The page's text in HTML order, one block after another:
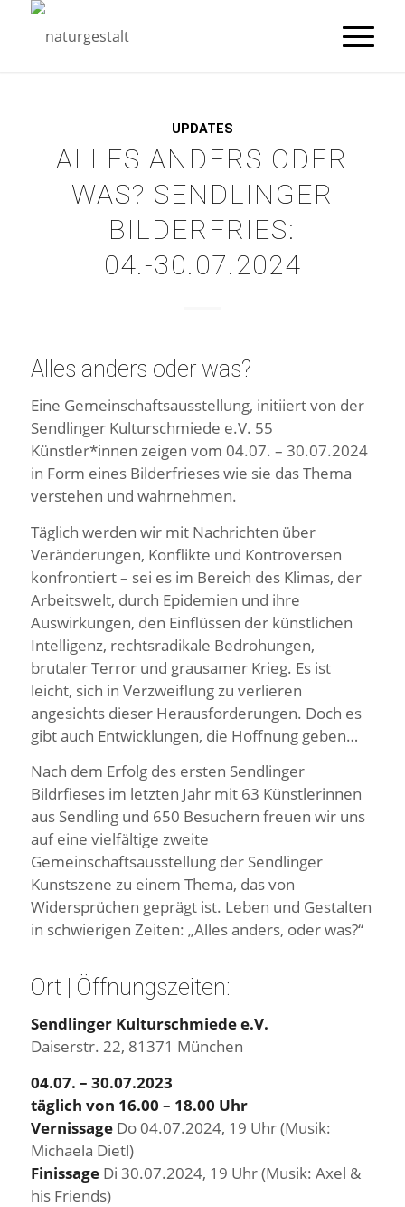
UPDATES
ALLES ANDERS ODER
WAS? SENDLINGER
BILDERFRIES:
04.-30.07.2024
Alles anders oder was?
Eine Gemeinschaftsausstellung, initiiert von der
Sendlinger Kulturschmiede e.V. 55
Künstler*innen zeigen vom 04.07. – 30.07.2024
in Form eines Bilderfrieses wie sie das Thema
verstehen und wahrnehmen.
Täglich werden wir mit Nachrichten über
Veränderungen, Konflikte und Kontroversen
konfrontiert – sei es im Bereich des Klimas, der
Arbeitswelt, durch Epidemien und ihre
Auswirkungen, den Einflüssen der künstlichen
Intelligenz, rechtsradikale Bedrohungen,
brutaler Terror und grausamer Krieg. Es ist
leicht, sich in Verzweiflung zu verlieren
angesichts dieser Herausforderungen. Doch es
gibt auch Entwicklungen, die Hoffnung geben…
Nach dem Erfolg des ersten Sendlinger
Bildrfieses im letzten Jahr mit 63 Künstlerinnen
aus Sendling und 650 Besuchern freuen wir uns
auf eine vielfältige zweite
Gemeinschaftsausstellung der Sendlinger
Kunstszene zu einem Thema, das von
Widersprüchen geprägt ist. Leben und Gestalten
in schwierigen Zeiten: „Alles anders, oder was?“
Ort | Öffnungszeiten:
Sendlinger Kulturschmiede e.V.
Daiserstr. 22, 81371 München
04.07. – 30.07.2023
täglich von 16.00 – 18.00 Uhr
Vernissage Do 04.07.2024, 19 Uhr (Musik:
Michaela Dietl)
Finissage Di 30.07.2024, 19 Uhr (Musik: Axel &
his Friends)